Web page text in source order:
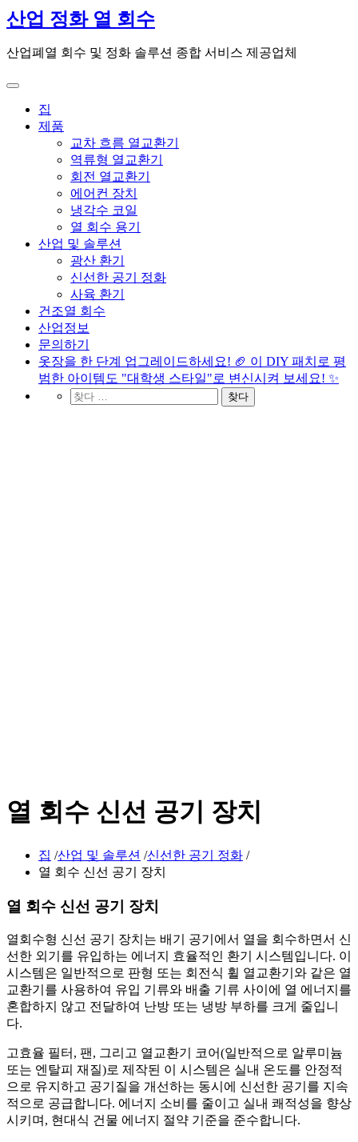
콘
텐
츠
건
산업 정화 열 회수
산업폐열 회수 및 정화 솔루션 종합 서비스 제공업체
집
제품
교차 흐름 열교환기
역류형 열교환기
회전 열교환기
에어컨 장치
냉각수 코일
열 회수 용기
산업 및 솔루션
광산 환기
신선한 공기 정화
사육 환기
건조열 회수
산업정보
문의하기
옷장을 한 단계 업그레이드하세요! 🏈 이 DIY 패치로 평
범한 아이템도 "대학생 스타일"로 변신시켜 보세요! ✨
열 회수 신선 공기 장치
집 /산업 및 솔루션 /신선한 공기 정화 /
열 회수 신선 공기 장치
열 회수 신선 공기 장치
열회수형 신선 공기 장치는 배기 공기에서 열을 회수하면서 신
선한 외기를 유입하는 에너지 효율적인 환기 시스템입니다. 이
시스템은 일반적으로 판형 또는 회전식 휠 열교환기와 같은 열
교환기를 사용하여 유입 기류와 배출 기류 사이에 열 에너지를
혼합하지 않고 전달하여 난방 또는 냉방 부하를 크게 줄입니
다.
고효율 필터, 팬, 그리고 열교환기 코어(일반적으로 알루미늄
또는 엔탈피 재질)로 제작된 이 시스템은 실내 온도를 안정적
으로 유지하고 공기질을 개선하는 동시에 신선한 공기를 지속
적으로 공급합니다. 에너지 소비를 줄이고 실내 쾌적성을 향상
시키며, 현대식 건물 에너지 절약 기준을 준수합니다.